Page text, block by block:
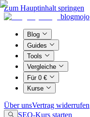
Zum Hauptinhalt springen
blogmojo
Blog
Guides
Tools
Vergleiche
Für 0 €
Kurse
Über unsVertrag widerrufen
SEO-Kurs starten